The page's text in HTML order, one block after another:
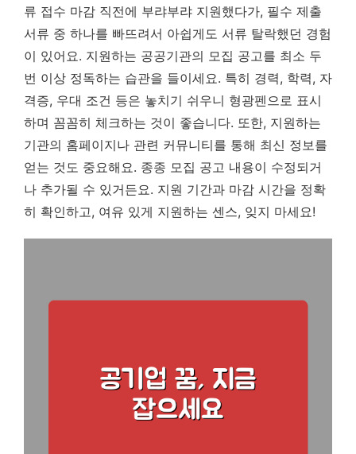
류 접수 마감 직전에 부랴부랴 지원했다가, 필수 제출
서류 중 하나를 빠뜨려서 아쉽게도 서류 탈락했던 경험
이 있어요. 지원하는 공공기관의 모집 공고를 최소 두
번 이상 정독하는 습관을 들이세요. 특히 경력, 학력, 자
격증, 우대 조건 등은 놓치기 쉬우니 형광펜으로 표시
하며 꼼꼼히 체크하는 것이 좋습니다. 또한, 지원하는
기관의 홈페이지나 관련 커뮤니티를 통해 최신 정보를
얻는 것도 중요해요. 종종 모집 공고 내용이 수정되거
나 추가될 수 있거든요. 지원 기간과 마감 시간을 정확
히 확인하고, 여유 있게 지원하는 센스, 잊지 마세요!